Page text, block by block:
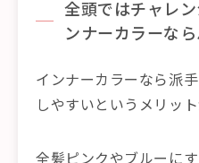
全頭ではチャレ
ンナーカラーな
インナーカラーなら派
しやすいというメリット
全髪ピンクやブルーに